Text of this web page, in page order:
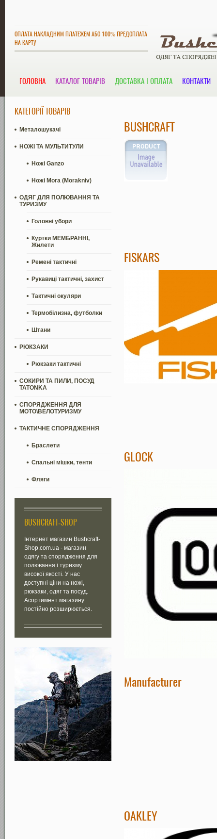
ОПЛАТА НАКЛАДНИМ ПЛАТЕЖЕМ АБО 100% ПРЕДОПЛАТА
НА КАРТУ
ГОЛОВНА КАТАЛОГ ТОВАРІВ ДОСТАВКА І ОПЛАТА КОНТАКТИ
КАТЕГОРІЇ ТОВАРІВ
Металошукачі
НОЖІ ТА МУЛЬТИТУЛИ
Ножі Ganzo
Ножі Mora (Morakniv)
ОДЯГ ДЛЯ ПОЛЮВАННЯ ТА
ТУРИЗМУ
Головні убори
Куртки МЕМБРАННІ,
Жилети
Ремені тактичні
Рукавиці тактичні, захист
Тактичні окуляри
Термобілизна, футболки
Штани
РЮКЗАКИ
Рюкзаки тактичні
СОКИРИ ТА ПИЛИ, ПОСУД
TATONKA
СПОРЯДЖЕННЯ ДЛЯ
МОТО\ВЕЛОТУРИЗМУ
ТАКТИЧНЕ СПОРЯДЖЕННЯ
Браслети
Спальні мішки, тенти
Фляги
BUSHCRAFT-SHOP
Інтернет магазин Bushcraft-
Shop.com.ua - магазин
одягу та спорядження для
полювання і туризму
високої якості. У нас
доступні ціни на ножі,
рюкзаки, одяг та посуд.
Асортимент магазину
постійно розширюється.
BUSHCRAFT
FISKARS
GLOCK
Manufacturer
OAKLEY